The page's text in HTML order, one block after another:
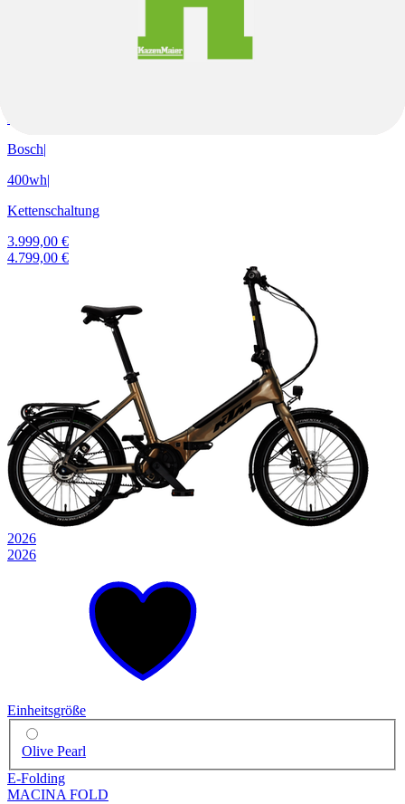
Bosch|
400wh|
Kettenschaltung
3.999,00 €
4.799,00 €
2026
2026
Einheitsgröße
Olive Pearl
E-Folding
MACINA FOLD